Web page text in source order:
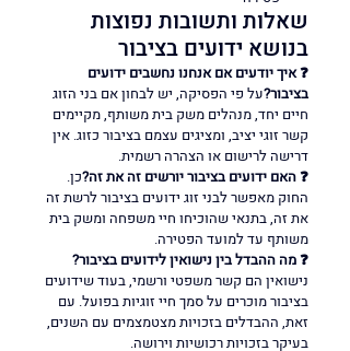
שאלות ותשובות נפוצות
בנושא ידועים בציבור
❓ איך יודעים אם אנחנו נחשבים ידועים
בציבור?על פי הפסיקה, יש לבחון אם בני הזוג
חיים יחד, מנהלים משק בית משותף, מקיימים
קשר זוגי יציב, ומציגים עצמם בציבור כזוג. אין
דרישה לרישום או הצהרה רשמית.
❓ האם ידועים בציבור יורשים זה את זה?כן.
החוק מאפשר לבני זוג ידועים בציבור לרשת זה
את זה, בתנאי שהוכיחו חיי משפחה ומשק בית
משותף עד למועד הפטירה.
❓ מה ההבדל בין נישואין לידועים בציבור?
נישואין הם קשר משפטי ורשמי, בעוד שידועים
בציבור מוכרים על סמך חיי זוגיות בפועל. עם
זאת, ההבדלים בזכויות מצטמצמים עם השנים,
בעיקר בזכויות רכושיות וירושה.